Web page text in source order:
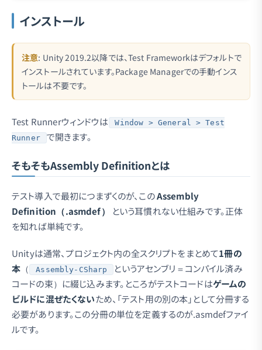
インストール
注意: Unity 2019.2以降では、Test Frameworkはデフォルトで
インストールされています。Package Managerでの手動インス
トールは不要です。
Test Runnerウィンドウは
Window > General > Test
Runner
で開きます。
そもそもAssembly Definitionとは
テスト導入で最初につまずくのが、このAssembly
Definition（.asmdef）
という耳慣れない仕組みです。正体
を知れば単純です。
Unityは通常、プロジェクト内の全スクリプトをまとめて1冊の
本 （ Assembly-CSharp
というアセンブリ＝コンパイル済み
コードの束）に綴じ込みます。ところがテストコードはゲームの
ビルドに混ぜたくないため、「テスト用の別の本」として分冊する
必要があります。この分冊の単位を定義するのが.asmdefファイ
ルです。